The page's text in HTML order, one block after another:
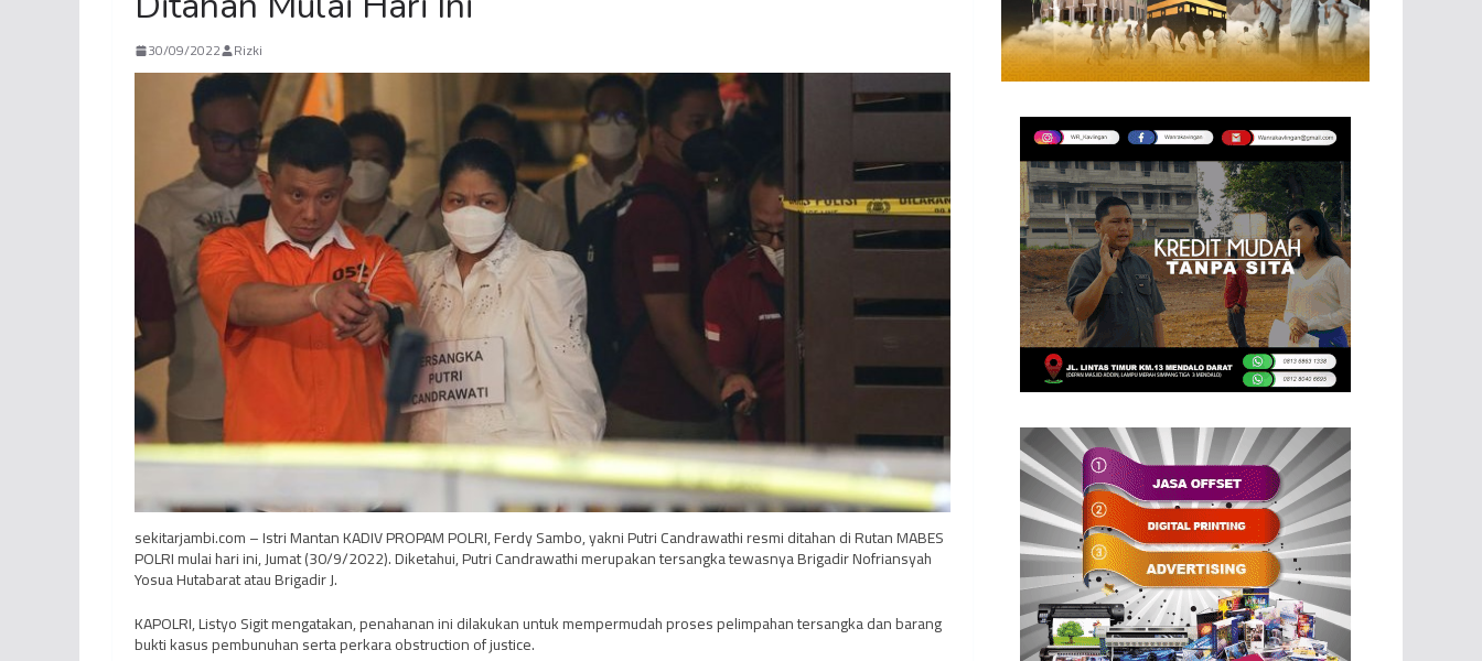
30/09/2022 Rizki
sekitarjambi.com – Istri Mantan KADIV PROPAM POLRI, Ferdy Sambo, yakni Putri Candrawathi resmi ditahan di Rutan MABES
POLRI mulai hari ini, Jumat (30/9/2022). Diketahui, Putri Candrawathi merupakan tersangka tewasnya Brigadir Nofriansyah
Yosua Hutabarat atau Brigadir J.
KAPOLRI, Listyo Sigit mengatakan, penahanan ini dilakukan untuk mempermudah proses pelimpahan tersangka dan barang
bukti kasus pembunuhan serta perkara obstruction of justice.